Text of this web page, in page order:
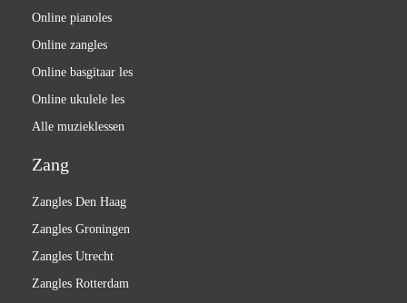
Online pianoles
Online zangles
Online basgitaar les
Online ukulele les
Alle muzieklessen
Zang
Zangles Den Haag
Zangles Groningen
Zangles Utrecht
Zangles Rotterdam